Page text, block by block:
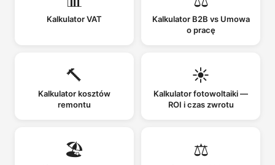
Kalkulator VAT
Kalkulator B2B vs Umowa
o pracę
🔨
Kalkulator kosztów
remontu
☀️
Kalkulator fotowoltaiki —
ROI i czas zwrotu
🏖️ ⚖️